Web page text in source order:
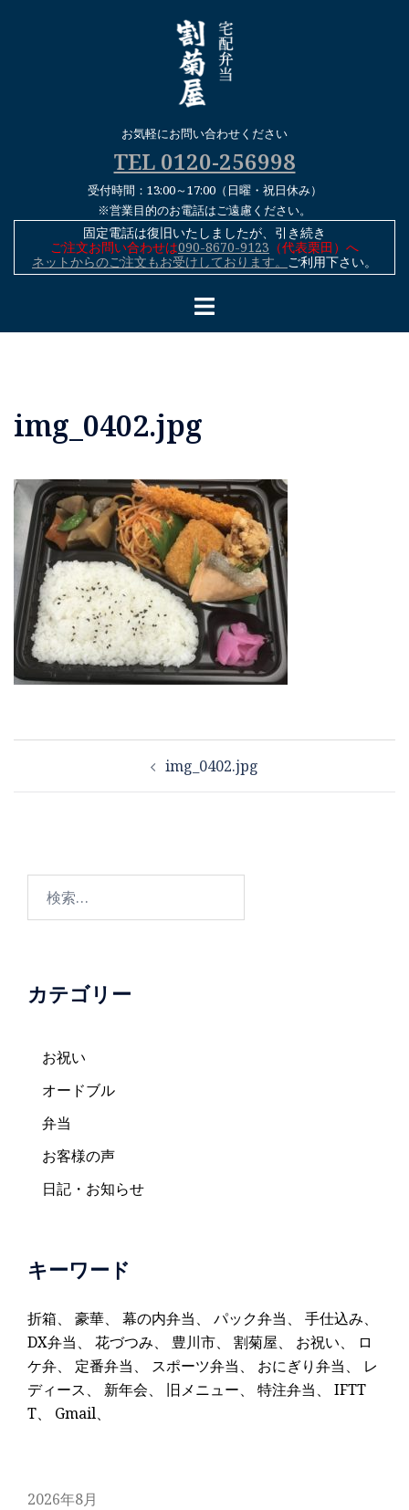
お気軽にお問い合わせください
TEL 0120-256998
受付時間：13:00～17:00（日曜・祝日休み）
※営業目的のお電話はご遠慮ください。
固定電話は復旧いたしましたが、引き続き
ご注文お問い合わせは090-8670-9123 （代表栗田）へ
ネットからのご注文もお受けしております。 ご利用下さい。
img_0402.jpg
投
ナ
ー
ョ
img_0402.jpg
カテゴリー
お祝い
オードブル
弁当
お客様の声
日記・お知らせ
キーワード
折箱、 豪華、 幕の内弁当、 パック弁当、 手仕込み、
DX弁当、 花づつみ、 豊川市、 割菊屋、 お祝い、
ロ
ケ弁、 定番弁当、 スポーツ弁当、 おにぎり弁当、 レ
ディース、 新年会、 旧メニュー、 特注弁当、 IFTT
T、 Gmail、
2026年8月